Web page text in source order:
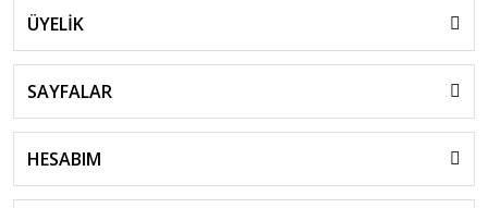
ÜYELİK
SAYFALAR
HESABIM